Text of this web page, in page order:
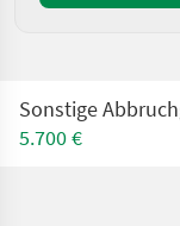
5.700 €